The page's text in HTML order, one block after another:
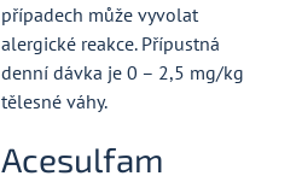
případech může vyvolat
alergické reakce. Přípustná
denní dávka je 0 – 2,5 mg/kg
tělesné váhy.
Acesulfam